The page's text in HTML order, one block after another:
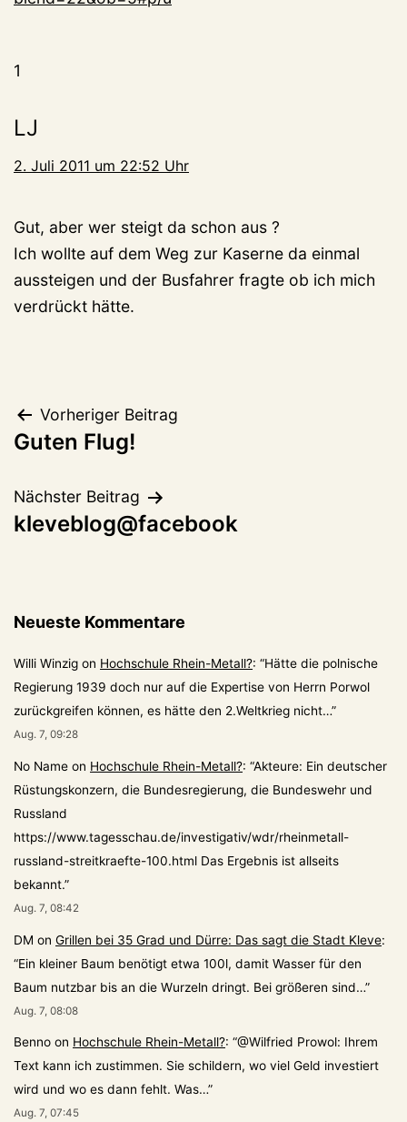
1
LJ
2. Juli 2011 um 22:52 Uhr
Gut, aber wer steigt da schon aus ?
Ich wollte auf dem Weg zur Kaserne da einmal
aussteigen und der Busfahrer fragte ob ich mich
verdrückt hätte.
Beitragsnavigation
Vorheriger Beitrag
Guten Flug!
Nächster Beitrag
kleveblog@facebook
Neueste Kommentare
Willi Winzig on Hochschule Rhein-Metall?: “Hätte die polnische
Regierung 1939 doch nur auf die Expertise von Herrn Porwol
zurückgreifen können, es hätte den 2.Weltkrieg nicht…”
Aug. 7, 09:28
No Name on Hochschule Rhein-Metall?: “Akteure: Ein deutscher
Rüstungskonzern, die Bundesregierung, die Bundeswehr und
Russland
https://www.tagesschau.de/investigativ/wdr/rheinmetall-
russland-streitkraefte-100.html Das Ergebnis ist allseits
bekannt.”
Aug. 7, 08:42
DM on Grillen bei 35 Grad und Dürre: Das sagt die Stadt Kleve:
“Ein kleiner Baum benötigt etwa 100l, damit Wasser für den
Baum nutzbar bis an die Wurzeln dringt. Bei größeren sind…”
Aug. 7, 08:08
Benno on Hochschule Rhein-Metall?: “@Wilfried Prowol: Ihrem
Text kann ich zustimmen. Sie schildern, wo viel Geld investiert
wird und wo es dann fehlt. Was…”
Aug. 7, 07:45